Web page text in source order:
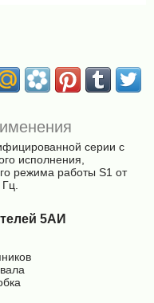
серии с
исполнения,
режима работы S1 от
5AИ